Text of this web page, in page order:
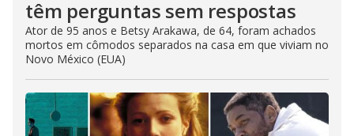
têm perguntas sem respostas
Ator de 95 anos e Betsy Arakawa, de 64, foram achados
mortos em cômodos separados na casa em que viviam no
Novo México (EUA)